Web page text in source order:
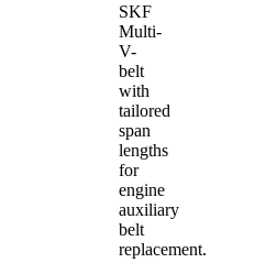
SKF
Multi-
V-
belt
with
tailored
span
lengths
for
engine
auxiliary
belt
replacement.